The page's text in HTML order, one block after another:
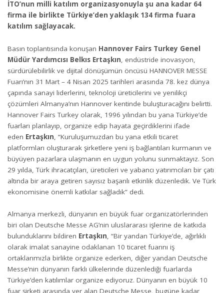
İTO’nun milli katılım organizasyonuyla şu ana kadar 64
firma ile birlikte Türkiye’den yaklaşık 134 firma fuara
katılım sağlayacak.
Basın toplantısında konuşan Hannover Fairs Turkey Genel
Müdür Yardımcısı Belkıs Ertaşkın , endüstride inovasyon,
sürdürülebilirlik ve dijital dönüşümün öncüsü HANNOVER MESSE
Fuarı’nın 31 Mart – 4 Nisan 2025 tarihleri arasında 78. kez dünya
çapında sanayi liderlerini, teknoloji üreticilerini ve yenilikçi
çözümleri Almanya’nın Hannover kentinde buluşturacağını belirtti.
Hannover Fairs Turkey olarak, 1996 yılından bu yana Türkiye’de
fuarları planlayıp, organize edip hayata geçirdiklerini ifade
eden Ertaşkın , “Kuruluşumuzdan bu yana etkili ticaret
platformları oluşturarak şirketlere yeni iş bağlantıları kurmanın ve
büyüyen pazarlara ulaşmanın en uygun yolunu sunmaktayız. Son
29 yılda, Türk ihracatçıları, üreticileri ve yabancı yatırımcıları bir çatı
altında bir araya getiren sayısız başarılı etkinlik düzenledik. Ve Türk
ekonomisine önemli katkılar sağladık” dedi.
Almanya merkezli, dünyanın en büyük fuar organizatörlerinden
biri olan Deutsche Messe AG’nin uluslararası işlerine de katkıda
bulunduklarını bildiren Ertaşkın, “Bir yandan Türkiye’de, ağırlıklı
olarak imalat sanayine odaklanan 10 ticaret fuarını iş
ortaklarımızla birlikte organize ederken, diğer yandan Deutsche
Messe’nin dünyanın farklı ülkelerinde düzenlediği fuarlarda
Türkiye’den katılımlar organize ediyoruz. Dünyanın en büyük 10
fuar şirketi arasında yer alan Deutsche Messe, bugüne kadar